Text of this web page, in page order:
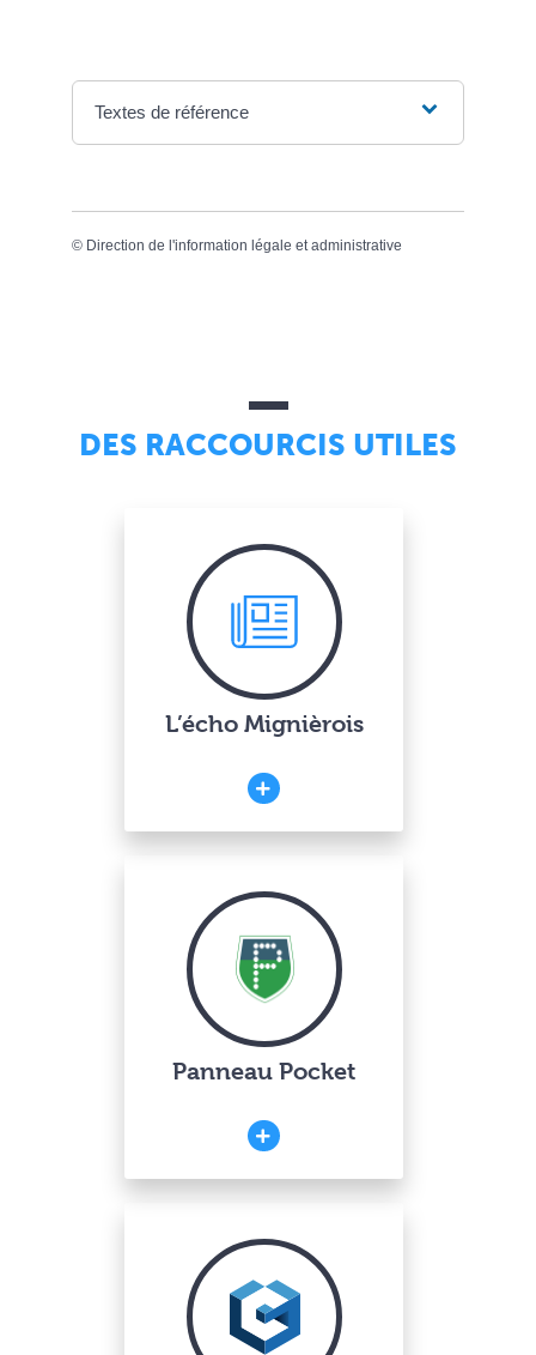
Textes de référence
© Direction de l'information légale et administrative
DES RACCOURCIS UTILES
L’écho Mignièrois
Panneau Pocket